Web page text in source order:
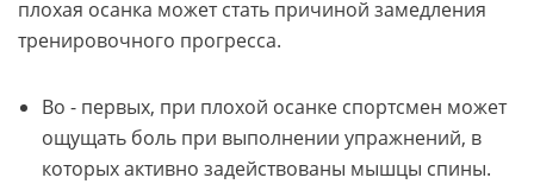
плохая осанка может стать причиной замедления
тренировочного прогресса.
Во - первых, при плохой осанке спортсмен может
ощущать боль при выполнении упражнений, в
которых активно задействованы мышцы спины.